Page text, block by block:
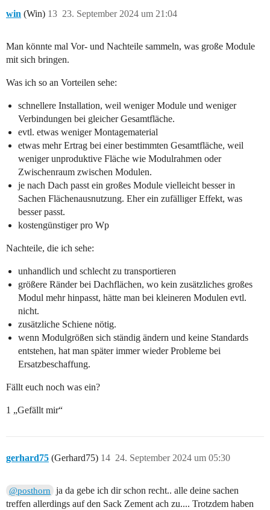
win (Win) 23. September 2024 um 21:04
13
Man könnte mal Vor- und Nachteile sammeln, was große Module
mit sich bringen.
Was ich so an Vorteilen sehe:
schnellere Installation, weil weniger Module und weniger
Verbindungen bei gleicher Gesamtfläche.
evtl. etwas weniger Montagematerial
etwas mehr Ertrag bei einer bestimmten Gesamtfläche, weil
weniger unproduktive Fläche wie Modulrahmen oder
Zwischenraum zwischen Modulen.
je nach Dach passt ein großes Module vielleicht besser in
Sachen Flächenausnutzung. Eher ein zufälliger Effekt, was
besser passt.
kostengünstiger pro Wp
Nachteile, die ich sehe:
unhandlich und schlecht zu transportieren
größere Ränder bei Dachflächen, wo kein zusätzliches großes
Modul mehr hinpasst, hätte man bei kleineren Modulen evtl.
nicht.
zusätzliche Schiene nötig.
wenn Modulgrößen sich ständig ändern und keine Standards
entstehen, hat man später immer wieder Probleme bei
Ersatzbeschaffung.
Fällt euch noch was ein?
1 „Gefällt mir“
gerhard75 (Gerhard75) 24. September 2024 um 05:30
14
@posthorn
ja da gebe ich dir schon recht.. alle deine sachen
treffen allerdings auf den Sack Zement ach zu.... Trotzdem haben